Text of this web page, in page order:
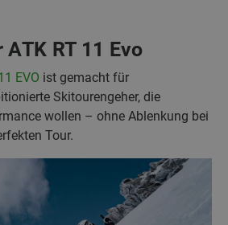
RT 11 Evo
EVO ist gemacht für
Skitourengeher, die
wollen – ohne Ablenkung bei
Tour.